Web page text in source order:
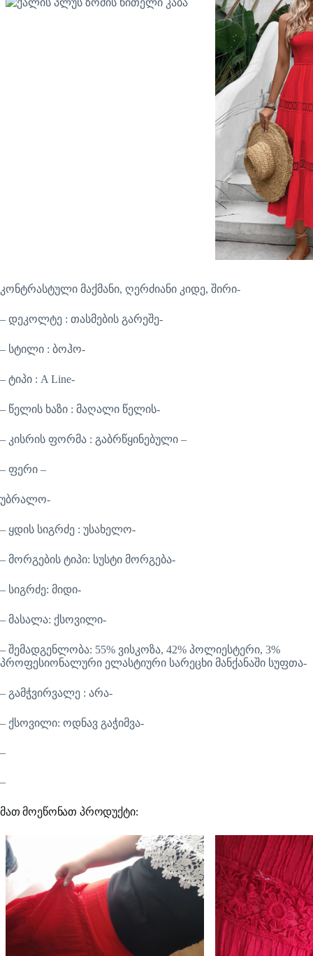
კონტრასტული მაქმანი, ღერძიანი კიდე, შირი-
– დეკოლტე : თასმების გარეშე-
– სტილი : ბოჰო-
– ტიპი : A Line-
– წელის ხაზი : მაღალი წელის-
– კისრის ფორმა : გაბრწყინებული –
– ფერი –
უბრალო-
– ყდის სიგრძე : უსახელო-
– მორგების ტიპი: სუსტი მორგება-
– სიგრძე: მიდი-
– მასალა: ქსოვილი-
– შემადგენლობა: 55% ვისკოზა, 42% პოლიესტერი, 3%
პროფესიონალური ელასტიური სარეცხი მანქანაში სუფთა-
– გამჭვირვალე : არა-
– ქსოვილი: ოდნავ გაჭიმვა-
–
–
მათ მოეწონათ პროდუქტი: